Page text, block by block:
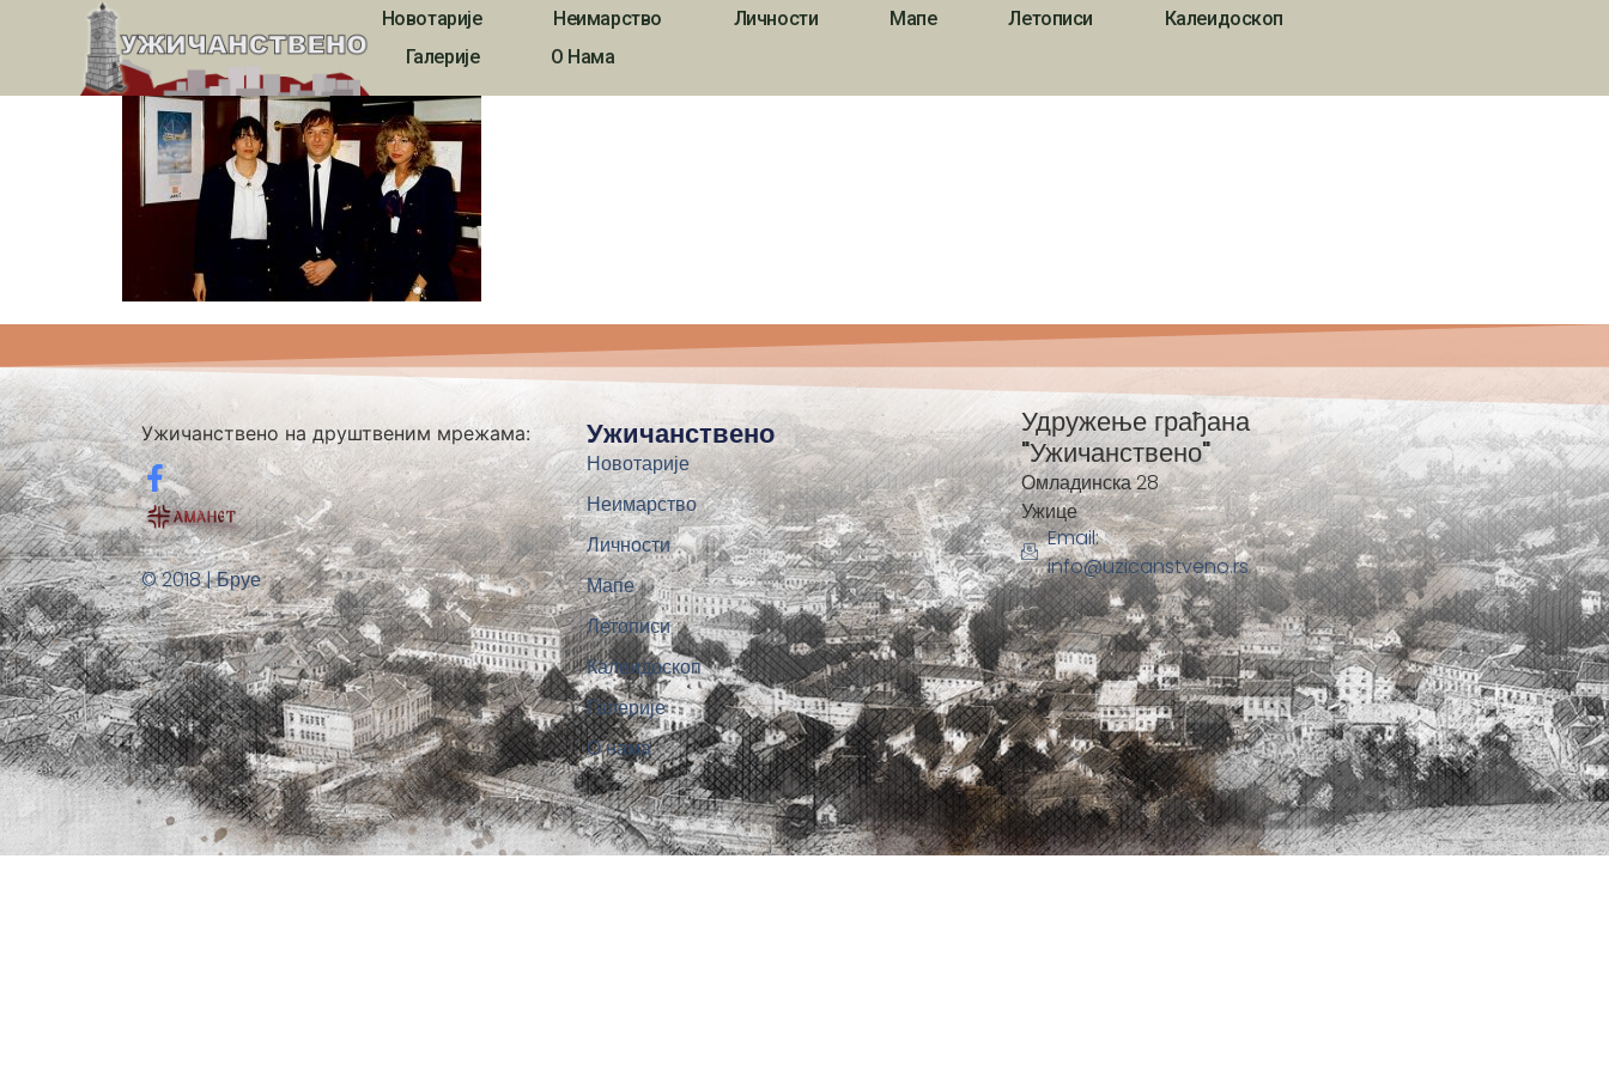
Новотарије Неимарство Личности Мапе Летописи
Калеидоскоп
Галерије
О Нама
356
Ужичанствено на друштвеним мрежама:
© 2018 | Бруе
Ужичанствено
Новотарије
Неимарство
Личности
Мапе
Летописи
Калеидоскоп
Галерије
О нама
Удружење грађана
"Ужичанствено"
Омладинска 28
Ужице
Email:
info@uzicanstveno.rs